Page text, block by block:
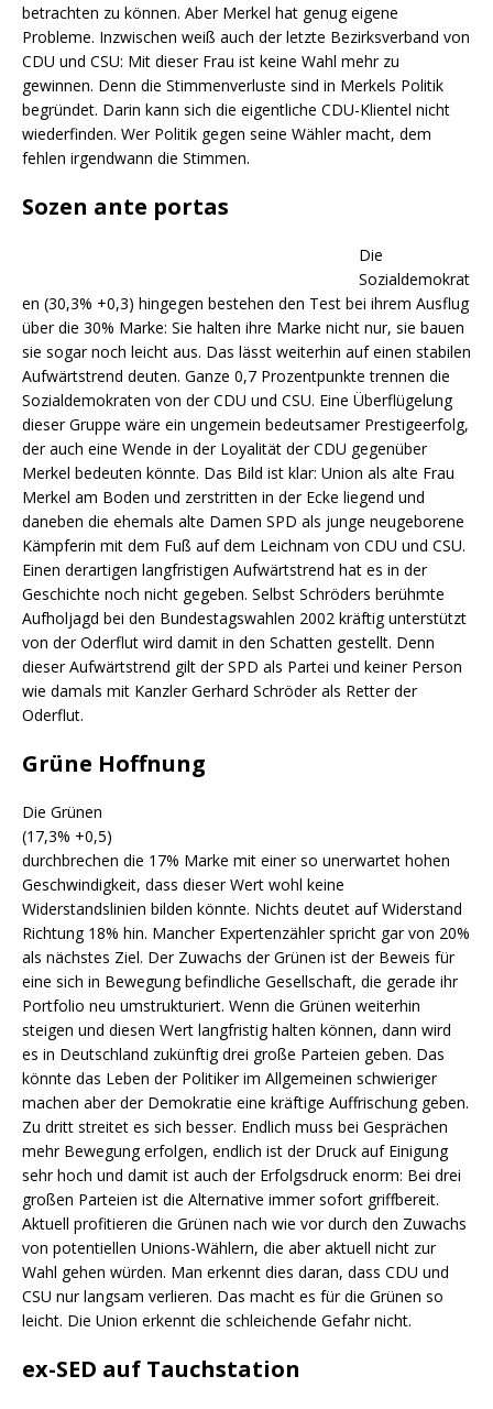
betrachten zu können. Aber Merkel hat genug eigene
Probleme. Inzwischen weiß auch der letzte Bezirksverband von
CDU und CSU: Mit dieser Frau ist keine Wahl mehr zu
gewinnen. Denn die Stimmenverluste sind in Merkels Politik
begründet. Darin kann sich die eigentliche CDU-Klientel nicht
wiederfinden. Wer Politik gegen seine Wähler macht, dem
fehlen irgendwann die Stimmen.
Sozen ante portas
Die
Sozialdemokrat
en (30,3% +0,3) hingegen bestehen den Test bei ihrem Ausflug
über die 30% Marke: Sie halten ihre Marke nicht nur, sie bauen
sie sogar noch leicht aus. Das lässt weiterhin auf einen stabilen
Aufwärtstrend deuten. Ganze 0,7 Prozentpunkte trennen die
Sozialdemokraten von der CDU und CSU. Eine Überflügelung
dieser Gruppe wäre ein ungemein bedeutsamer Prestigeerfolg,
der auch eine Wende in der Loyalität der CDU gegenüber
Merkel bedeuten könnte. Das Bild ist klar: Union als alte Frau
Merkel am Boden und zerstritten in der Ecke liegend und
daneben die ehemals alte Damen SPD als junge neugeborene
Kämpferin mit dem Fuß auf dem Leichnam von CDU und CSU.
Einen derartigen langfristigen Aufwärtstrend hat es in der
Geschichte noch nicht gegeben. Selbst Schröders berühmte
Aufholjagd bei den Bundestagswahlen 2002 kräftig unterstützt
von der Oderflut wird damit in den Schatten gestellt. Denn
dieser Aufwärtstrend gilt der SPD als Partei und keiner Person
wie damals mit Kanzler Gerhard Schröder als Retter der
Oderflut.
Grüne Hoffnung
Die Grünen
(17,3% +0,5)
durchbrechen die 17% Marke mit einer so unerwartet hohen
Geschwindigkeit, dass dieser Wert wohl keine
Widerstandslinien bilden könnte. Nichts deutet auf Widerstand
Richtung 18% hin. Mancher Expertenzähler spricht gar von 20%
als nächstes Ziel. Der Zuwachs der Grünen ist der Beweis für
eine sich in Bewegung befindliche Gesellschaft, die gerade ihr
Portfolio neu umstrukturiert. Wenn die Grünen weiterhin
steigen und diesen Wert langfristig halten können, dann wird
es in Deutschland zukünftig drei große Parteien geben. Das
könnte das Leben der Politiker im Allgemeinen schwieriger
machen aber der Demokratie eine kräftige Auffrischung geben.
Zu dritt streitet es sich besser. Endlich muss bei Gesprächen
mehr Bewegung erfolgen, endlich ist der Druck auf Einigung
sehr hoch und damit ist auch der Erfolgsdruck enorm: Bei drei
großen Parteien ist die Alternative immer sofort griffbereit.
Aktuell profitieren die Grünen nach wie vor durch den Zuwachs
von potentiellen Unions-Wählern, die aber aktuell nicht zur
Wahl gehen würden. Man erkennt dies daran, dass CDU und
CSU nur langsam verlieren. Das macht es für die Grünen so
leicht. Die Union erkennt die schleichende Gefahr nicht.
ex-SED auf Tauchstation